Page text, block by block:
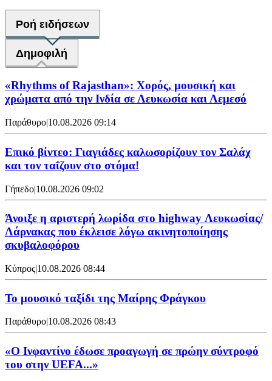
Ροή ειδήσεων
Δημοφιλή
«Rhythms of Rajasthan»: Χορός, μουσική και
χρώματα από την Ινδία σε Λευκωσία και Λεμεσό
Παράθυρο|10.08.2026 09:14
Επικό βίντεο: Γιαγιάδες καλωσορίζουν τον Σαλάχ
και τον ταΐζουν στο στόμα!
Γήπεδο|10.08.2026 09:02
Άνοιξε η αριστερή λωρίδα στο highway Λευκωσίας/
Λάρνακας που έκλεισε λόγω ακινητοποίησης
σκυβαλοφόρου
Κύπρος|10.08.2026 08:44
Το μουσικό ταξίδι της Μαίρης Φράγκου
Παράθυρο|10.08.2026 08:43
«Ο Ινφαντίνο έδωσε προαγωγή σε πρώην σύντροφό
του στην UEFA...»